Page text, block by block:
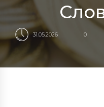
31.05.2026 0